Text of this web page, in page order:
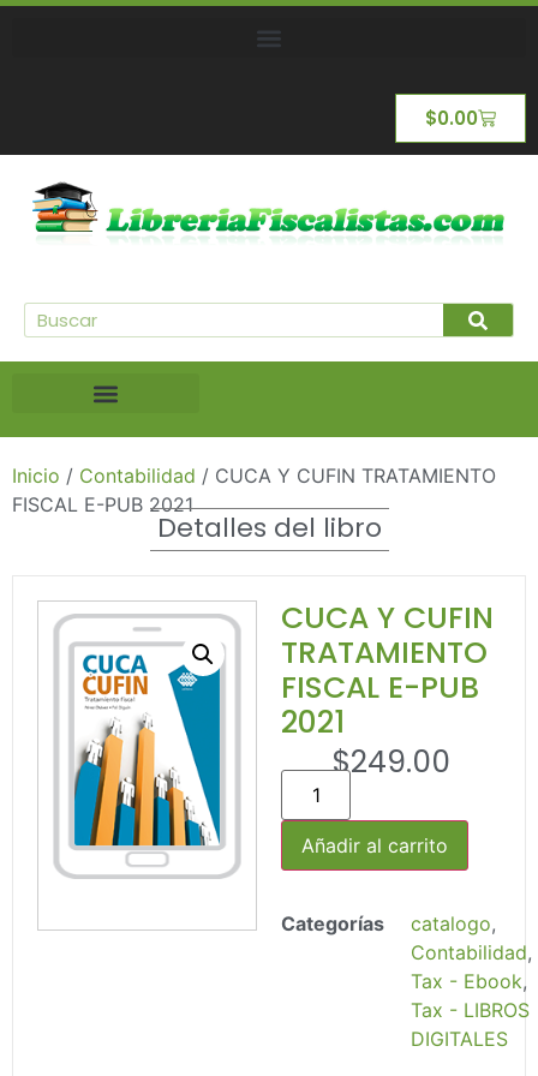
$0.00
Inicio / Contabilidad / CUCA Y CUFIN TRATAMIENTO
FISCAL E-PUB 2021
Detalles del libro
CUCA Y CUFIN
TRATAMIENTO
FISCAL E-PUB
2021
$249.00
Añadir al carrito
Categorías catalogo,
Contabilidad,
Tax - Ebook,
Tax - LIBROS
DIGITALES